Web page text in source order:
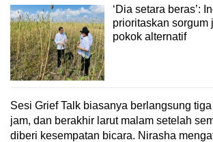
‘Dia setara beras’:
prioritaskan sorgum
pokok alternatif
Sesi Grief Talk biasanya berlangsung
jam, dan berakhir larut malam setelah
diberi kesempatan bicara. Nirasha